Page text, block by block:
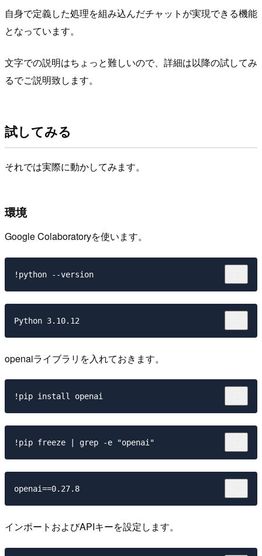
自身で定義した処理を組み込んだチャットが実現できる機能
となっています。
文字での説明はちょっと難しいので、詳細は以降の試してみ
るでご説明致します。
試してみる
それでは実際に動かしてみます。
環境
Google Colaboratoryを使います。
openaiライブラリを入れておきます。
インポートおよびAPIキーを設定します。